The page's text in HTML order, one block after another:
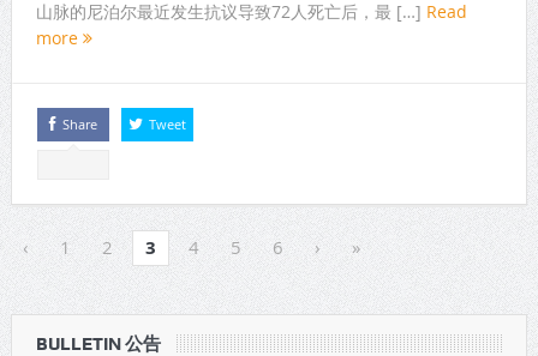
山脉的尼泊尔最近发生抗议导致72人死亡后，最 […] Read
more
Share Tweet
‹ 1 2 3 4 5 6 › »
BULLETIN 公告